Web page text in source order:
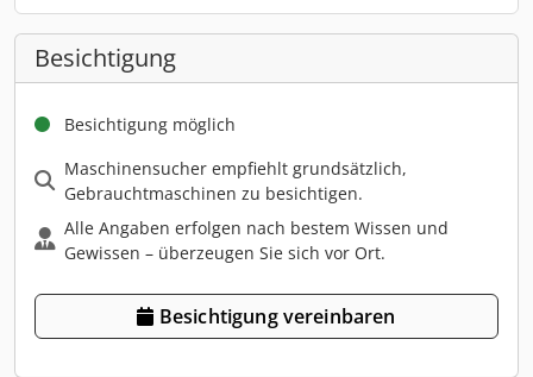
Besichtigung
Besichtigung möglich
Maschinensucher empfiehlt grundsätzlich,
Gebrauchtmaschinen zu besichtigen.
Alle Angaben erfolgen nach bestem Wissen und
Gewissen – überzeugen Sie sich vor Ort.
Besichtigung vereinbaren